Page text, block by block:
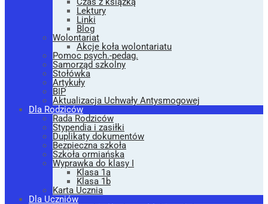
Lektury
Linki
Blog
Wolontariat
Akcje koła wolontariatu
Pomoc psych.-pedag.
Samorząd szkolny
Stołówka
Artykuły
BIP
Aktualizacja Uchwały Antysmogowej
Dla Rodziców
Rada Rodziców
Stypendia i zasiłki
Duplikaty dokumentów
Bezpieczna szkoła
Szkoła ormiańska
Wyprawka do klasy I
Klasa 1a
Klasa 1b
Karta Ucznia
Dla Uczniów